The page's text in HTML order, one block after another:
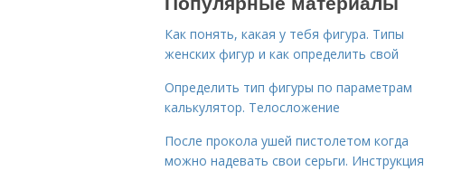
Как понять, какая у тебя фигура. Типы
женских фигур и как определить свой
Определить тип фигуры по параметрам
калькулятор. Телосложение
После прокола ушей пистолетом когда
можно надевать свои серьги. Инструкция